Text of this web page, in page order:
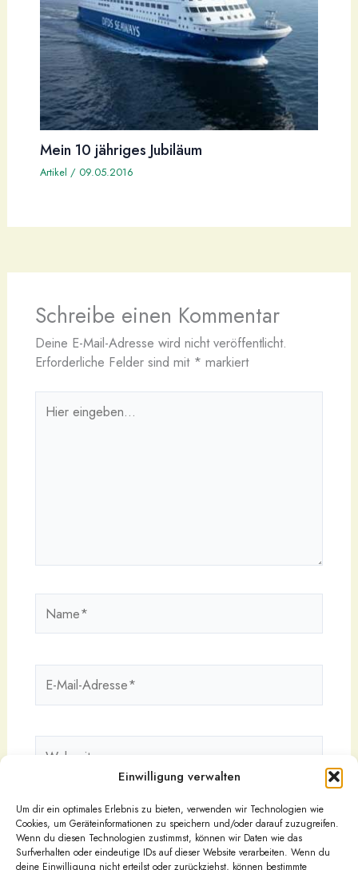
Einwilligung verwalten
Um dir ein optimales Erlebnis zu bieten, verwenden wir Technologien wie
Cookies, um Geräteinformationen zu speichern und/oder darauf zuzugreifen.
Wenn du diesen Technologien zustimmst, können wir Daten wie das
Surfverhalten oder eindeutige IDs auf dieser Website verarbeiten. Wenn du
deine Einwilligung nicht erteilst oder zurückziehst, können bestimmte
Mein 10 jähriges Jubiläum
Artikel / 09.05.2016
Schreibe einen Kommentar
Deine E-Mail-Adresse wird nicht veröffentlicht.
Erforderliche Felder sind mit * markiert
eingeben…
Mail-
Adresse*